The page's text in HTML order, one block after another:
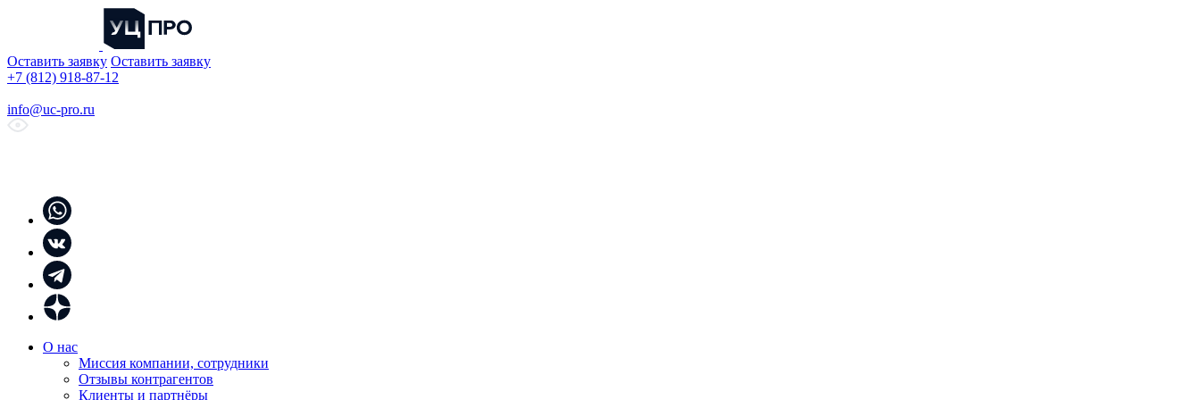
Оставить заявку Оставить заявку
+7 (812) 918-87-12
info@uc-pro.ru
О нас
Миссия компании, сотрудники
Отзывы контрагентов
Клиенты и партнёры